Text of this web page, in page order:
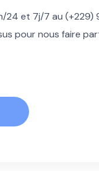
et 7j/7 au (+229)
pour nous faire